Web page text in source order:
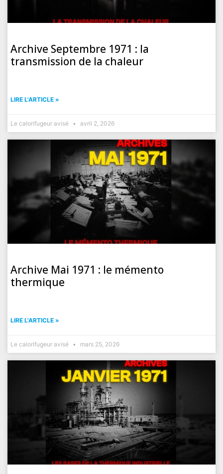
Archive Septembre 1971 : la
transmission de la chaleur
LIRE L'ARTICLE »
Le calorifugeur avisé avril 2, 2026
Archive Mai 1971 : le mémento
thermique
LIRE L'ARTICLE »
Le calorifugeur avisé mars 25, 2026